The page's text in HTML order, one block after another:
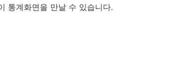
통계화면을 만날 수 있습니다.